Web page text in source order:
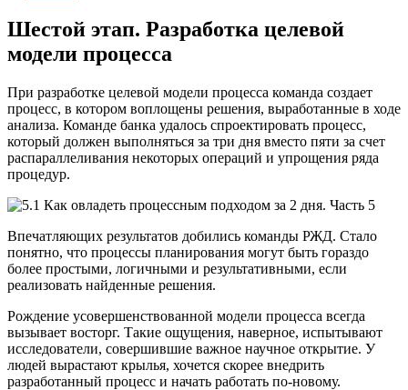
Шестой этап. Разработка целевой
модели процесса
При разработке целевой модели процесса команда создает
процесс, в котором воплощены решения, выработанные в ходе
анализа. Команде банка удалось спроектировать процесс,
который должен выполняться за три дня вместо пяти за счет
распараллеливания некоторых операций и упрощения ряда
процедур.
Впечатляющих результатов добились команды РЖД. Стало
понятно, что процессы планирования могут быть гораздо
более простыми, логичными и результативными, если
реализовать найденные решения.
Рождение усовершенствованной модели процесса всегда
вызывает восторг. Такие ощущения, наверное, испытывают
исследователи, совершившие важное научное открытие. У
людей вырастают крылья, хочется скорее внедрить
разработанный процесс и начать работать по-новому.